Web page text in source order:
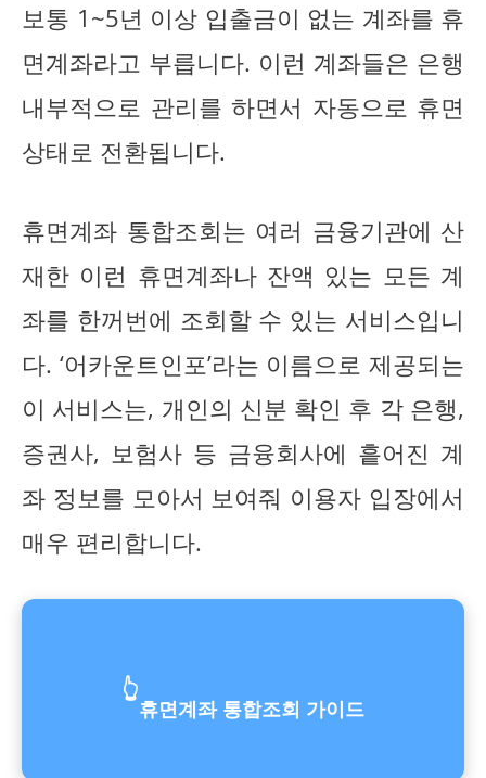
보통 1~5년 이상 입출금이 없는 계좌를 휴
면계좌라고 부릅니다. 이런 계좌들은 은행
내부적으로 관리를 하면서 자동으로 휴면
상태로 전환됩니다.
휴면계좌 통합조회는 여러 금융기관에 산
재한 이런 휴면계좌나 잔액 있는 모든 계
좌를 한꺼번에 조회할 수 있는 서비스입니
다. ‘어카운트인포’라는 이름으로 제공되는
이 서비스는, 개인의 신분 확인 후 각 은행,
증권사, 보험사 등 금융회사에 흩어진 계
좌 정보를 모아서 보여줘 이용자 입장에서
매우 편리합니다.
👆
휴면계좌 통합조회 가이드